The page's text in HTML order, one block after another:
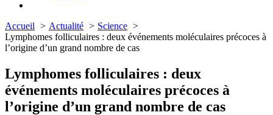
Accueil Actualité
Science
Lymphomes folliculaires : deux événements moléculaires précoces à
l’origine d’un grand nombre de cas
Lymphomes folliculaires : deux
événements moléculaires précoces à
l’origine d’un grand nombre de cas